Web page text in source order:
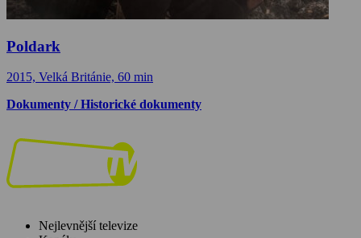
Poldark
2015, Velká Británie, 60 min
Dokumenty / Historické dokumenty
Nejlevnější televize